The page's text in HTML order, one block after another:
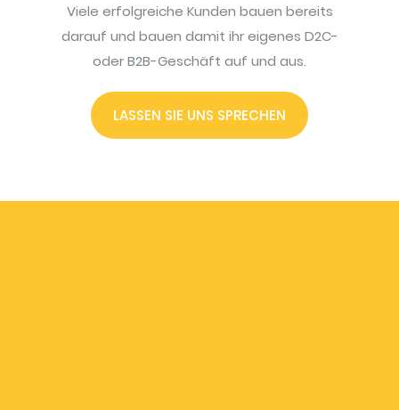
Viele erfolgreiche Kunden bauen bereits
darauf und bauen damit ihr eigenes D2C-
oder B2B-Geschäft auf und aus.
LASSEN SIE UNS SPRECHEN